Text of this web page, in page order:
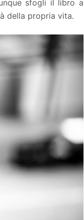
sfogli il libro a
della propria vita.